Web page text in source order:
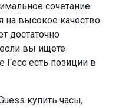
сочетание
на высокое качество
достаточно
вы ищете
Гесс есть позиции в
купить часы,